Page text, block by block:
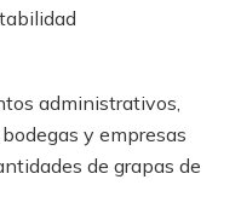
administrativos,
y empresas
de grapas de